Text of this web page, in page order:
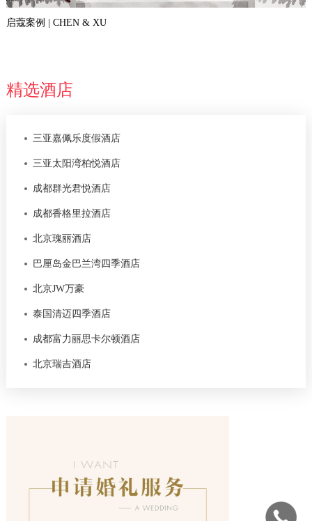
启蔻案例 | CHEN & XU
精选酒店
三亚嘉佩乐度假酒店
三亚太阳湾柏悦酒店
成都群光君悦酒店
成都香格里拉酒店
北京瑰丽酒店
巴厘岛金巴兰湾四季酒店
北京JW万豪
泰国清迈四季酒店
成都富力丽思卡尔顿酒店
北京瑞吉酒店